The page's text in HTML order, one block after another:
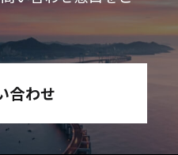
合わせ